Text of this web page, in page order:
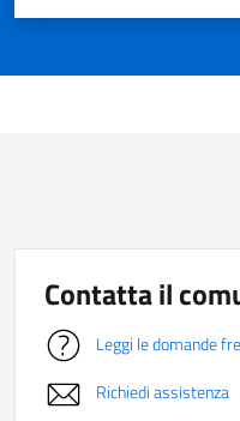
Contatta il
Leggi le domande
Richiedi assistenza